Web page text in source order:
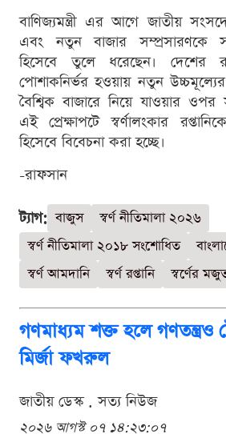
বাণিজ্যমন্ত্রী এর আগে জাতীয়
এবং নতুন বাজার সম্প্রসারণকে
হিসেবে তুলে ধরেছেন। দেশের
পোশাকনির্ভর হওয়ায় নতুন
বৈশ্বিক বাজারে নিয়ে যাওয়ার
এই প্রেক্ষাপটে স্বর্ণালংকার
হিসেবে বিবেচনা করা হচ্ছে।
-রাফসান
ট্যাগ: বাজুস
স্বর্ণ নীতিমালা ২০২৬
স্বর্ণ নীতিমালা ২০১৮ সংশোধিত
স্বর্ণ আমদানি
স্বর্ণ রপ্তানি স্বর্ণের
গণমাধ্যম শক্ত হলে গণতন্ত্রও
মির্জা ফখরুল
জাতীয় ডেস্ক . সত্য নিউজ
২০২৬ আগস্ট ০৭ ১৪:২৩:০৭